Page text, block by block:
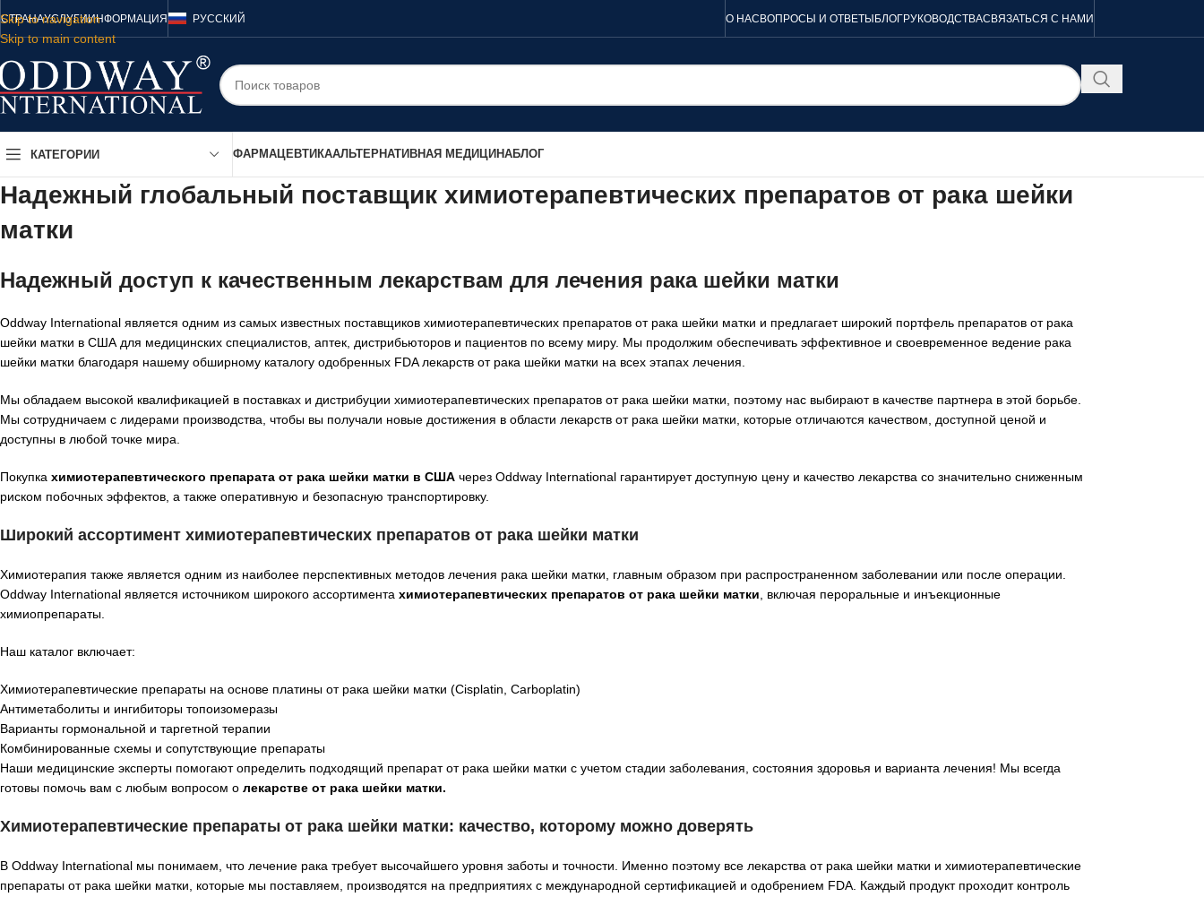
Skip to navigation
Skip to main content
СТРАНАУСЛУГИИНФОРМАЦИЯ РУССКИЙ О НАСВОПРОСЫ И ОТВЕТЫБЛОГРУКОВОДСТВАСВЯЗАТЬСЯ С НАМИ
КАТЕГОРИИ ФАРМАЦЕВТИКААЛЬТЕРНАТИВНАЯ МЕДИЦИНАБЛОГ
Надежный глобальный поставщик химиотерапевтических препаратов от рака шейки
матки
Надежный доступ к качественным лекарствам для лечения рака шейки матки
Oddway International является одним из самых известных поставщиков химиотерапевтических препаратов от рака шейки матки и предлагает широкий портфель препаратов от рака
шейки матки в США для медицинских специалистов, аптек, дистрибьюторов и пациентов по всему миру. Мы продолжим обеспечивать эффективное и своевременное ведение рака
шейки матки благодаря нашему обширному каталогу одобренных FDA лекарств от рака шейки матки на всех этапах лечения.
Мы обладаем высокой квалификацией в поставках и дистрибуции химиотерапевтических препаратов от рака шейки матки, поэтому нас выбирают в качестве партнера в этой борьбе.
Мы сотрудничаем с лидерами производства, чтобы вы получали новые достижения в области лекарств от рака шейки матки, которые отличаются качеством, доступной ценой и
доступны в любой точке мира.
Покупка химиотерапевтического препарата от рака шейки матки в США через Oddway International гарантирует доступную цену и качество лекарства со значительно сниженным
риском побочных эффектов, а также оперативную и безопасную транспортировку.
Широкий ассортимент химиотерапевтических препаратов от рака шейки матки
Химиотерапия также является одним из наиболее перспективных методов лечения рака шейки матки, главным образом при распространенном заболевании или после операции.
Oddway International является источником широкого ассортимента химиотерапевтических препаратов от рака шейки матки , включая пероральные и инъекционные
химиопрепараты.
Наш каталог включает:
Химиотерапевтические препараты на основе платины от рака шейки матки (Cisplatin, Carboplatin)
Антиметаболиты и ингибиторы топоизомеразы
Варианты гормональной и таргетной терапии
Комбинированные схемы и сопутствующие препараты
Наши медицинские эксперты помогают определить подходящий препарат от рака шейки матки с учетом стадии заболевания, состояния здоровья и варианта лечения! Мы всегда
готовы помочь вам с любым вопросом о лекарстве от рака шейки матки.
Химиотерапевтические препараты от рака шейки матки: качество, которому можно доверять
В Oddway International мы понимаем, что лечение рака требует высочайшего уровня заботы и точности. Именно поэтому все лекарства от рака шейки матки и химиотерапевтические
препараты от рака шейки матки, которые мы поставляем, производятся на предприятиях с международной сертификацией и одобрением FDA. Каждый продукт проходит контроль